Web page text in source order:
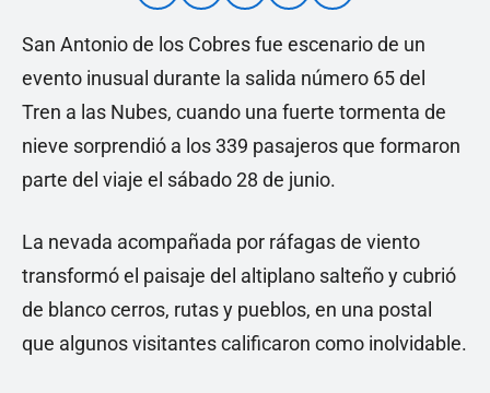
San Antonio de los Cobres fue escenario de un
evento inusual durante la salida número 65 del
Tren a las Nubes, cuando una fuerte tormenta de
nieve sorprendió a los 339 pasajeros que formaron
parte del viaje el sábado 28 de junio.
La nevada acompañada por ráfagas de viento
transformó el paisaje del altiplano salteño y cubrió
de blanco cerros, rutas y pueblos, en una postal
que algunos visitantes calificaron como inolvidable.